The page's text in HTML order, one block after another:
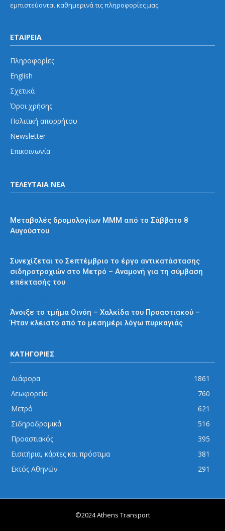
εμπιστεύονται καθημερινά τις πληροφορίες μας.
ΕΤΑΙΡΕΙΑ
Πληροφορίες
English
Σχετικά
Όροι χρήσης
Πολιτική απορρήτου
Newsletter
Επικοινωνία
ΤΕΛΕΥΤΑΙΑ ΝΕΑ
Μεταβολές δρομολογίων ΜΜΜ από το Σάββατο 8
Αυγούστου
Συνεχίζεται το Σεπτέμβριο το έργο αντικατάστασης
σιδηροτροχιών στο Μετρό – Αναμονή για τη σύμβαση
επέκτασής του
Άνοιξε το τμήμα Οινόη – Χαλκίδα του Προαστιακού –
Ήταν κλειστό από το μεσημέρι λόγω πυρκαγιάς
ΚΑΤΗΓΟΡΙΕΣ
Διάφορα
1861
Λεωφορεία
760
Μετρό
621
Σιδηροδρομικά
516
Προαστιακός
395
Εισιτήρια, κάρτες και πρόστιμα
381
Εκτός Αθηνών
291
©2024 Athens Transport